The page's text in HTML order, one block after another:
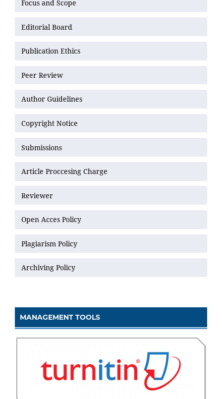
Focus and Scope
Editorial Board
Publication Ethics
Peer Review
Author Guidelines
Copyright Notice
Submissions
Article Proccesing Charge
Reviewer
Open Acces Policy
Plagiarism Policy
Archiving Policy
MANAGEMENT TOOLS